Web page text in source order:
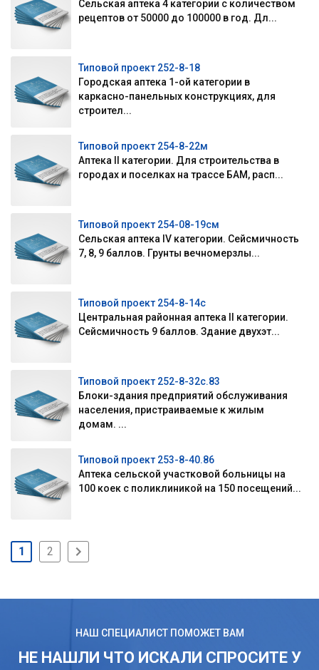
Сельская аптека 4 категории с количеством
рецептов от 50000 до 100000 в год. Дл...
Типовой проект 252-8-18
Городская аптека 1-ой категории в
каркасно-панельных конструкциях, для
строител...
Типовой проект 254-8-22м
Аптека II категории. Для строительства в
городах и поселках на трассе БАМ, расп...
Типовой проект 254-08-19см
Сельская аптека IV категории. Сейсмичность
7, 8, 9 баллов. Грунты вечномерзлы...
Типовой проект 254-8-14с
Центральная районная аптека II категории.
Сейсмичность 9 баллов. Здание двухэт...
Типовой проект 252-8-32с.83
Блоки-здания предприятий обслуживания
населения, пристраиваемые к жилым
домам. ...
Типовой проект 253-8-40.86
Аптека сельской участковой больницы на
100 коек с поликлиникой на 150 посещений...
1 2
НАШ СПЕЦИАЛИСТ ПОМОЖЕТ ВАМ
НЕ НАШЛИ ЧТО ИСКАЛИ СПРОСИТЕ У